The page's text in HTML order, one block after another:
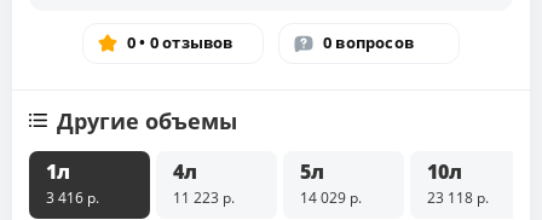
0 • 0 отзывов 0 вопросов
Другие объемы
1л
3 416 р.
4л
11 223 р.
5л
14 029 р.
10л
23 118 р.